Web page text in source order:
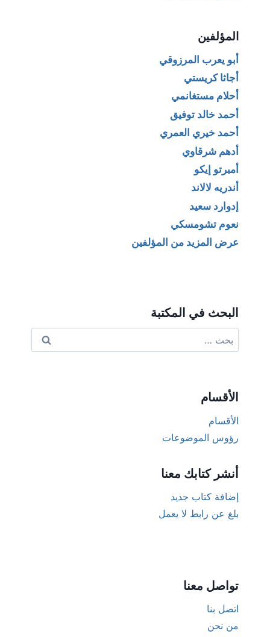
المؤلفين
أبو يعرب المرزوقي
أجاثا كريستي
أحلام مستغانمي
أحمد خالد توفيق
أحمد خيري العمري
أدهم شرقاوي
أمبرتو إيكو
أندريه لالاند
إدوارد سعيد
نعوم تشومسكي
عرض المزيد من المؤلفين
البحث في المكتبة
عن:
الأقسام
الأقسام
رؤوس الموضوعات
أنشر كتابك معنا
إضافة كتاب جديد
بلغ عن رابط لا يعمل
تواصل معنا
اتصل بنا
من نحن